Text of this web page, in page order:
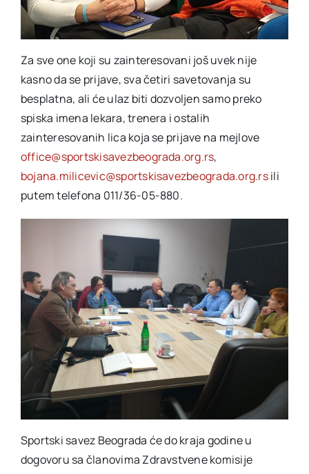
Za sve one koji su zainteresovani još uvek nije
kasno da se prijave, sva četiri savetovanja su
besplatna, ali će ulaz biti dozvoljen samo preko
spiska imena lekara, trenera i ostalih
zainteresovanih lica koja se prijave na mejlove
office@sportskisavezbeograda.org.rs,
bojana.milicevic@sportskisavezbeograda.org.rsili
putem telefona 011/36-05-880.
Sportski savez Beograda će do kraja godine u
dogovoru sa članovima Zdravstvene komisije